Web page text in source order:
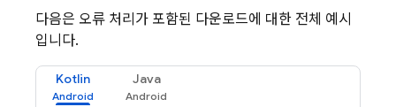
다음은 오류 처리가 포함된 다운로드에 대한 전체 예시
입니다.
Kotlin Java